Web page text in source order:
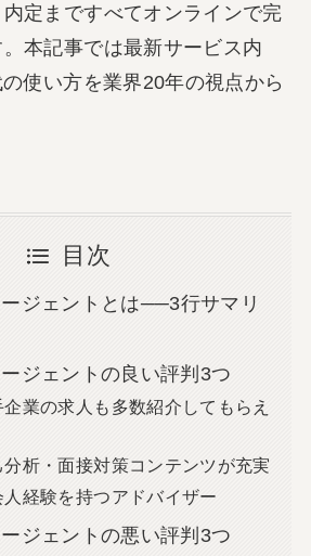
定まですべてオンラインで完
本記事では最新サービス内
使い方を業界20年の視点から
目次
ジェントとは──3行サマリ
ジェントの良い評判3つ
業の求人も多数紹介してもらえ
析・面接対策コンテンツが充実
経験を持つアドバイザー
ジェントの悪い評判3つ